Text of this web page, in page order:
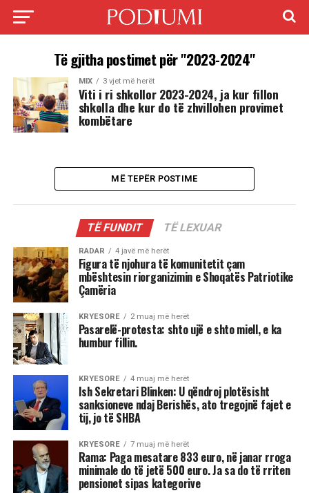
Të gjitha postimet për "2023-2024"
MIX 3 vjet më herët
Viti i ri shkollor 2023-2024, ja kur fillon
shkolla dhe kur do të zhvillohen provimet
kombëtare
MË TEPËR POSTIME
TË FUNDIT TË LEXUAR
RADAR 4 javë më herët
Figura të njohura të komunitetit çam
mbështesin riorganizimin e Shoqatës Patriotike
Çamëria
KRYESORE 2 muaj më herët
Pasarelë-protesta: shto ujë e shto miell, e ka
humbur fillin.
KRYESORE 4 muaj më herët
Ish Sekretari Blinken: U qëndroj plotësisht
sanksioneve ndaj Berishës, ato tregojnë fajet e
tij, jo të SHBA
KRYESORE 7 muaj më herët
Rama: Paga mesatare 833 euro, në janar rroga
minimale do të jetë 500 euro. Ja sa do të rriten
pensionet sipas kategorive